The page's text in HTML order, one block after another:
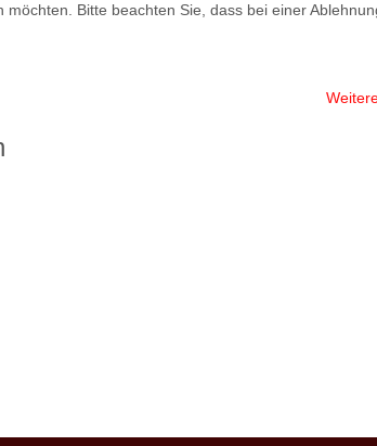
Bitte beachten Sie, dass bei einer